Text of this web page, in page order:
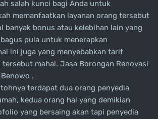
salah kunci bagi Anda untuk
memanfaatkan layanan orang tersebut
banyak bonus atau kelebihan lain yang
pula untuk menerapkan
ini juga yang menyebabkan tarif
tersebut mahal. Jasa Borongan Renovasi
.
terdapat dua orang penyedia
kedua orang hal yang demikian
yang bersaing akan tapi penyedia